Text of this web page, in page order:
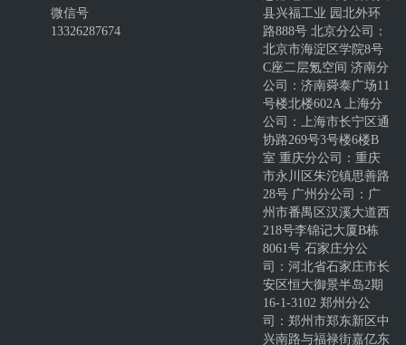
微信号
13326287674
县兴福工业 园北外环
路888号 北京分公司：
北京市海淀区学院8号
C座二层氪空间 济南分
公司：济南舜泰广场11
号楼北楼602A 上海分
公司：上海市长宁区通
协路269号3号楼6楼B
室 重庆分公司：重庆
市永川区朱沱镇思善路
28号 广州分公司：广
州市番禺区汉溪大道西
218号李锦记大厦B栋
8061号 石家庄分公
司：河北省石家庄市长
安区恒大御景半岛2期
16-1-3102 郑州分公
司：郑州市郑东新区中
兴南路与福禄街嘉亿东